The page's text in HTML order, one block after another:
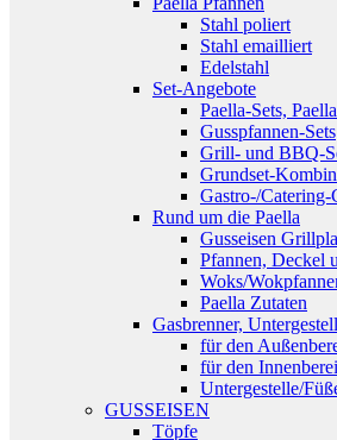
Stahl poliert
Stahl emailliert
Edelstahl
Set-Angebote
Paella-Sets,
Gusspfannen-Sets
Grill- und BBQ-
Grundset-
Gastro-/
Rund um die Paella
Gusseisen
Pfannen, Deckel
Woks/
Paella Zutaten
Gasbrenner,
für den
für den
Untergestelle/
GUSSEISEN
Töpfe